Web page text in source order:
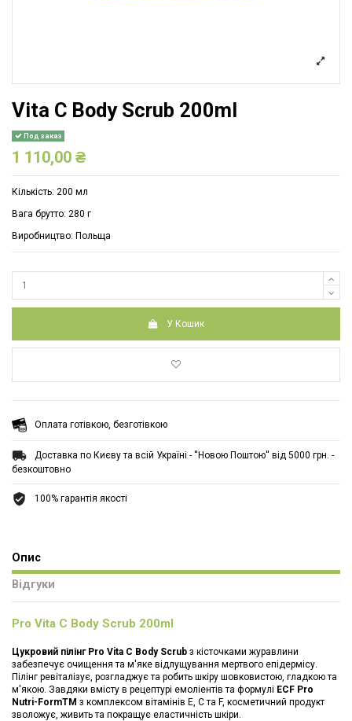
Vita C Body Scrub 200ml
Под заказ
1 110,00 ₴
Кількість: 200 мл
Вага брутто: 280 г
Виробництво: Польща
У Кошик
Оплата готівкою, безготівкою
Доставка по Києву та всій Україні - ''Новою Поштою'' від 5000 грн. -
безкоштовно
100% гарантія якості
Опис
Відгуки
Pro Vita C Body Scrub 200ml
Цукровий пілінг Pro Vita C Body Scrub з кісточками журавлини
забезпечує очищення та м'яке відлущування мертвого епідермісу.
Пілінг ревіталізує, розгладжує та робить шкіру шовковистою, гладкою та
м'якою. Завдяки вмісту в рецептурі емоліентів та формулі ECF Pro
Nutri-FormTM з комплексом вітамінів E, C та F, косметичний продукт
зволожує, живить та покращує еластичність шкіри.